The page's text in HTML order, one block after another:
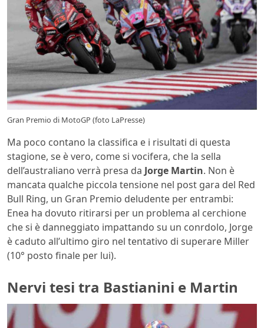
Gran Premio di MotoGP (foto LaPresse)
Ma poco contano la classifica e i risultati di questa
stagione, se è vero, come si vocifera, che la sella
dell’australiano verrà presa da Jorge Martin. Non è
mancata qualche piccola tensione nel post gara del Red
Bull Ring, un Gran Premio deludente per entrambi:
Enea ha dovuto ritirarsi per un problema al cerchione
che si è danneggiato impattando su un conrdolo, Jorge
è caduto all’ultimo giro nel tentativo di superare Miller
(10° posto finale per lui).
Nervi tesi tra Bastianini e Martin